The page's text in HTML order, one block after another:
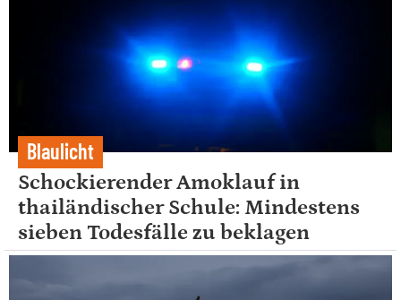
Blaulicht
Schockierender Amoklauf in
thailändischer Schule: Mindestens
sieben Todesfälle zu beklagen